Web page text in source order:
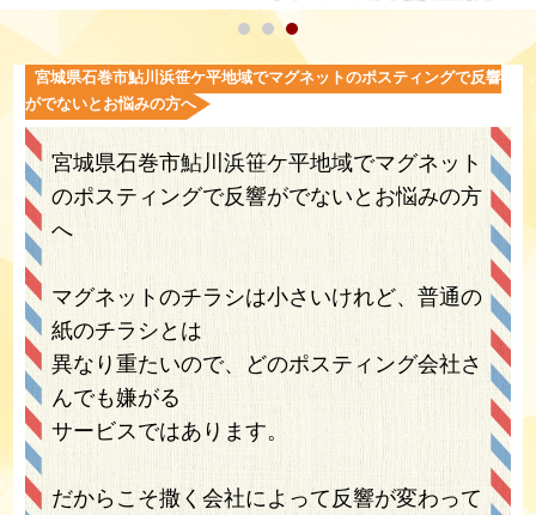
宮城県石巻市鮎川浜笹ケ平地域でマグネットのポスティングで反響
がでないとお悩みの方へ
宮城県石巻市鮎川浜笹ケ平地域でマグネット
のポスティングで反響がでないとお悩みの方
へ
マグネットのチラシは小さいけれど、普通の
紙のチラシとは
異なり重たいので、どのポスティング会社さ
んでも嫌がる
サービスではあります。
だからこそ撒く会社によって反響が変わって